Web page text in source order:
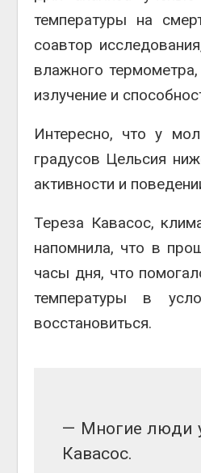
температуры на
соавтор
влажного
излучение и
Интересно, что у
градусов Цельсия
активности и
Тереза Кавасос,
напомнила, что в
часы дня, что
температуры в
восстановиться.
— Многие люди
Кавасос.